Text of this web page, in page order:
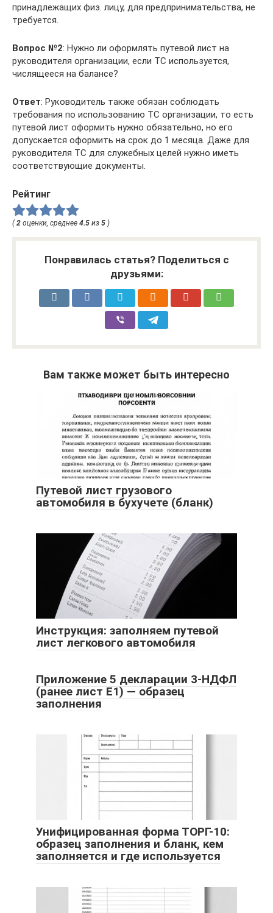
принадлежащих физ. лицу, для предпринимательства, не
требуется.
Вопрос №2: Нужно ли оформлять путевой лист на
руководителя организации, если ТС используется,
числящееся на балансе?
Ответ: Руководитель также обязан соблюдать
требования по использованию ТС организации, то есть
путевой лист оформить нужно обязательно, но его
допускается оформить на срок до 1 месяца. Даже для
руководителя ТС для служебных целей нужно иметь
соответствующие документы.
Рейтинг
(2 оценки, среднее 4.5 из 5 )
Понравилась статья? Поделиться с
друзьями:
Вам также может быть интересно
Путевой лист грузового
автомобиля в бухучете (бланк)
Инструкция: заполняем путевой
лист легкового автомобиля
Приложение 5 декларации 3-НДФЛ
(ранее лист Е1) — образец
заполнения
Унифицированная форма ТОРГ-10:
образец заполнения и бланк, кем
заполняется и где используется